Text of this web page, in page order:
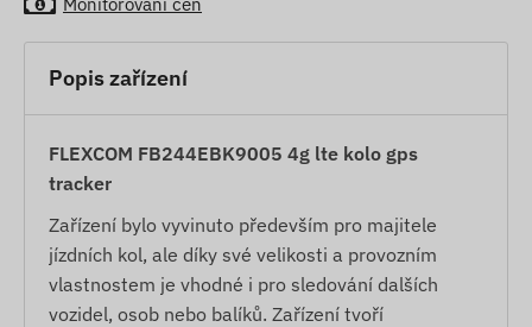
Popis zařízení
FLEXCOM FB244EBK9005 4g lte kolo gps
tracker
Zařízení bylo vyvinuto především pro majitele
jízdních kol, ale díky své velikosti a provozním
vlastnostem je vhodné i pro sledování dalších
vozidel, osob nebo balíků. Zařízení tvoří